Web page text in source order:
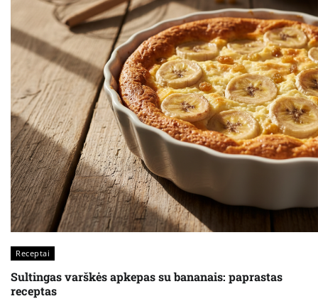
Receptai
Sultingas varškės apkepas su bananais: paprastas
receptas